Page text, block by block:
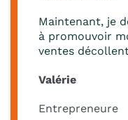
Maintenant, je
à promouvoir
ventes
Valérie
Entrepreneure